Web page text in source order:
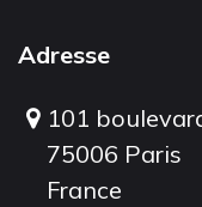
Adresse
101
75006 Paris
France